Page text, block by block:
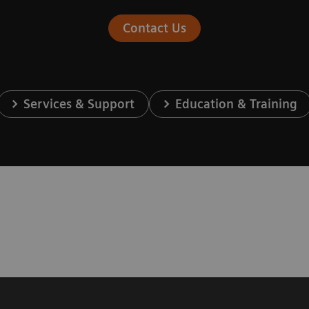
Contact Us
Services & Support Education & Training